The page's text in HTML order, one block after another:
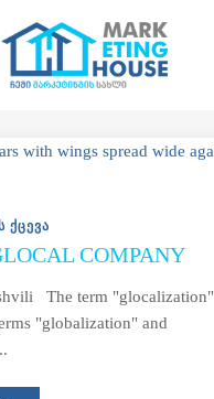
ᲥᲪᲔᲕᲐ
COMPANY
The term "glocalization"
"globalization" and